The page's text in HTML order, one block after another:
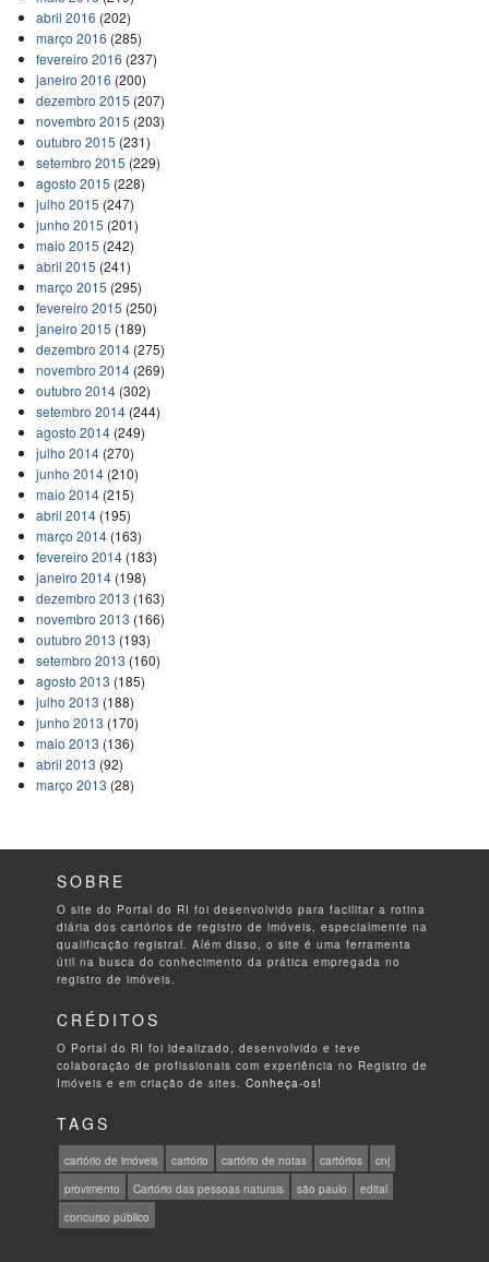
abril 2016 (202)
março 2016 (285)
fevereiro 2016 (237)
janeiro 2016 (200)
dezembro 2015 (207)
novembro 2015 (203)
outubro 2015 (231)
setembro 2015 (229)
agosto 2015 (228)
julho 2015 (247)
junho 2015 (201)
maio 2015 (242)
abril 2015 (241)
março 2015 (295)
fevereiro 2015 (250)
janeiro 2015 (189)
dezembro 2014(275)
novembro 2014(269)
outubro 2014(302)
setembro 2014(244)
agosto 2014(249)
julho 2014(270)
junho 2014(210)
maio 2014(215)
abril 2014(195)
março 2014(163)
fevereiro 2014(183)
janeiro 2014(198)
dezembro 2013 (163)
novembro 2013 (166)
outubro 2013 (193)
setembro 2013 (160)
agosto 2013 (185)
julho 2013 (188)
junho 2013 (170)
maio 2013 (136)
abril 2013 (92)
março 2013 (28)
SOBRE
O site do Portal do RI foi desenvolvido para facilitar a rotina
diária dos cartórios de registro de imóveis, especialmente na
qualificação registral. Além disso, o site é uma ferramenta
útil na busca do conhecimento da prática empregada no
registro de imóveis.
CRÉDITOS
O Portal do RI foi idealizado, desenvolvido e teve
colaboração de profissionais com experiência no Registro de
Imóveis e em criação de sites.Conheça-os!
TAGS
cartório de imóveis cartório cartório de notas cartórios
cnj
provimento
Cartório das pessoas naturais são paulo
edital
concurso público